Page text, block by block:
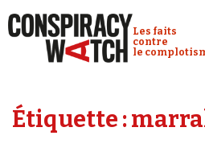
Conspiracy
Les faits
contre
le
Analyses
Étiquette :